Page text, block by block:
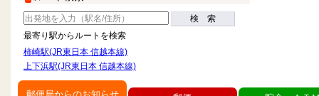
検 索
最寄り駅からルートを検索
柿崎駅(JR東日本 信越本線)
上下浜駅(JR東日本 信越本線)